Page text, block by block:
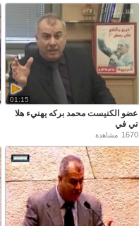
01:15
عضو الكنيست محمد بركه يهنيء هلا
تي في
1670 مشاهدة